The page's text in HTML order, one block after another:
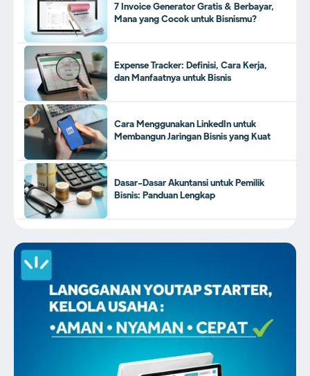
7 Invoice Generator Gratis & Berbayar,
Mana yang Cocok untuk Bisnismu?
Expense Tracker: Definisi, Cara Kerja,
dan Manfaatnya untuk Bisnis
Cara Menggunakan LinkedIn untuk
Membangun Jaringan Bisnis yang Kuat
Dasar-Dasar Akuntansi untuk Pemilik
Bisnis: Panduan Lengkap